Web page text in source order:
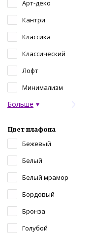
Арт-деко
Кантри
Классика
Классический
Лофт
Минимализм
Больше
Цвет плафона
Бежевый
Белый
Белый мрамор
Бордовый
Бронза
Голубой